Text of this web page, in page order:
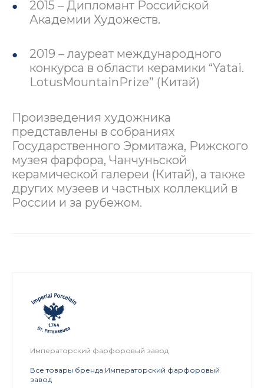
2015 – Дипломант Российской
Академии Художеств.
2019 – лауреат международного
конкурса в области керамики “Yatai.
LotusMountainPrize” (Китай)
Произведения художника
представлены в собраниях
Государственного Эрмитажа, Рижского
музея фарфора, Чанчуньской
керамической галереи (Китай), а также
других музеев и частных коллекций в
России и за рубежом.
Императорский фарфоровый завод
Все товары бренда Императорский фарфоровый
завод